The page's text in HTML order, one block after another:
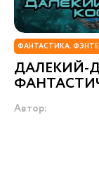
ФАНТАСТИКА.
ДАЛЕКИЙ-
Автор: